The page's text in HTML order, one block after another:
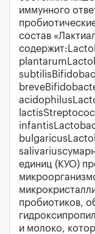
иммунного
состав
единиц (КУО)
пробиотиков,
и молоко,